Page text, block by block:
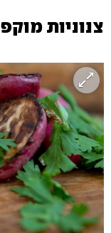
צנוניות